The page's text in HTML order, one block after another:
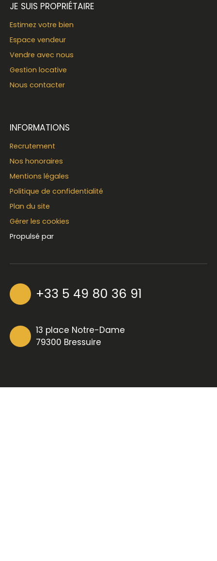
JE SUIS PROPRIÉTAIRE
Estimez votre bien
Espace vendeur
Vendre avec nous
Gestion locative
Nous contacter
INFORMATIONS
Recrutement
Nos honoraires
Mentions légales
Politique de confidentialité
Plan du site
Gérer les cookies
Propulsé par
+33 5 49 80 36 91
13 place Notre-Dame
79300 Bressuire